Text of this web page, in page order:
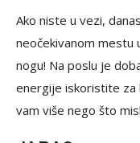
Ako niste u vezi,
neočekivanom mestu
nogu! Na poslu je
energije iskoristite za
vam više nego što